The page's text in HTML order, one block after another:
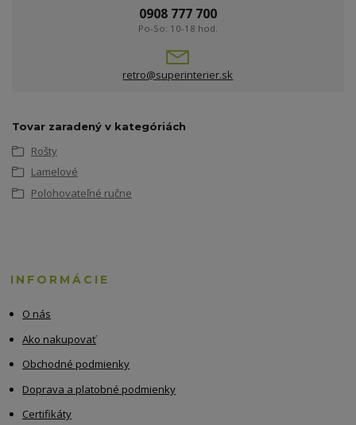
0908 777 700
Po-So: 10-18 hod.
retro@superinterier.sk
Tovar zaradený v kategóriách
Rošty
Lamelové
Polohovateľné ručne
INFORMÁCIE
O nás
Ako nakupovať
Obchodné podmienky
Doprava a platobné podmienky
Certifikáty